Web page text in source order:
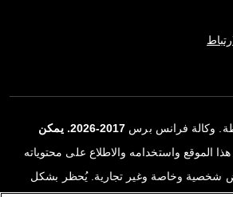
وكالة فرانس برس
2017-2026. يمكن
هذا الموقع واستخدامه والاطلاع على محتوياته
شخصية وخاصة وغير تجارية. يُحظر بشكل